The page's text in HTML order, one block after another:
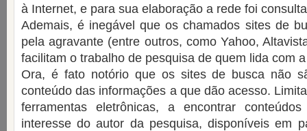
à Internet, e para sua elaboração a rede foi
Ademais, é inegável que os chamados sites de
pela agravante (entre outros, como Yahoo,
facilitam o trabalho de pesquisa de quem lida com
Ora, é fato notório que os sites de busca não
conteúdo das informações a que dão acesso.
ferramentas eletrônicas, a encontrar
interesse do autor da pesquisa, disponíveis em